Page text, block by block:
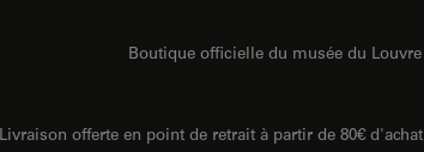
Boutique officielle du musée du Louvre
Livraison offerte en point de retrait à partir de 80€ d'achat